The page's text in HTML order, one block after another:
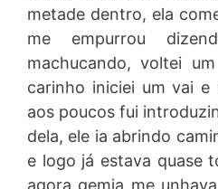
metade dentro, ela
me empurrou
machucando, voltei
carinho iniciei um vai
aos poucos fui
dela, ele ia abrindo
e logo já estava quase
agora gemia me